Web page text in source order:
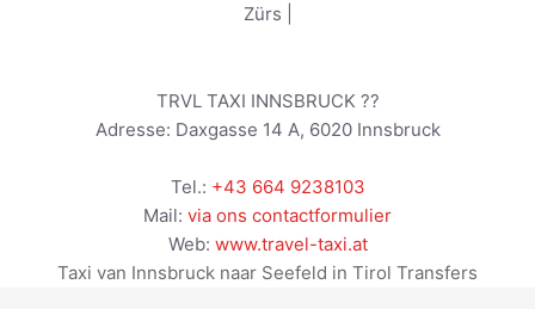
Zürs
TRVL TAXI INNSBRUCK ??
Adresse: Daxgasse 14 A, 6020 Innsbruck
Tel.: +43 664 9238103
Mail: via ons contactformulier
Web: www.travel-taxi.at
Taxi van Innsbruck naar Seefeld in Tirol Transfers